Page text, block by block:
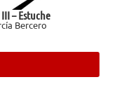
– Estuche
Bercero